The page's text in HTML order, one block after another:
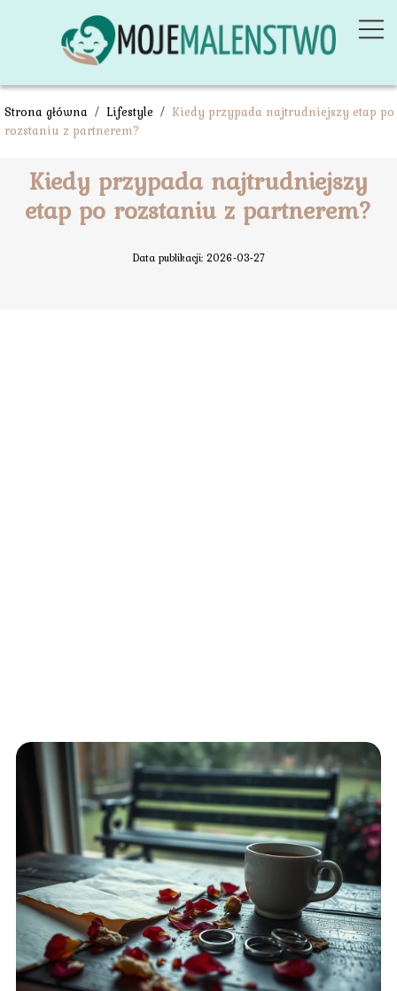
Strona główna / Lifestyle / Kiedy przypada najtrudniejszy etap po
rozstaniu z partnerem?
Kiedy przypada najtrudniejszy
etap po rozstaniu z partnerem?
Data publikacji: 2026-03-27